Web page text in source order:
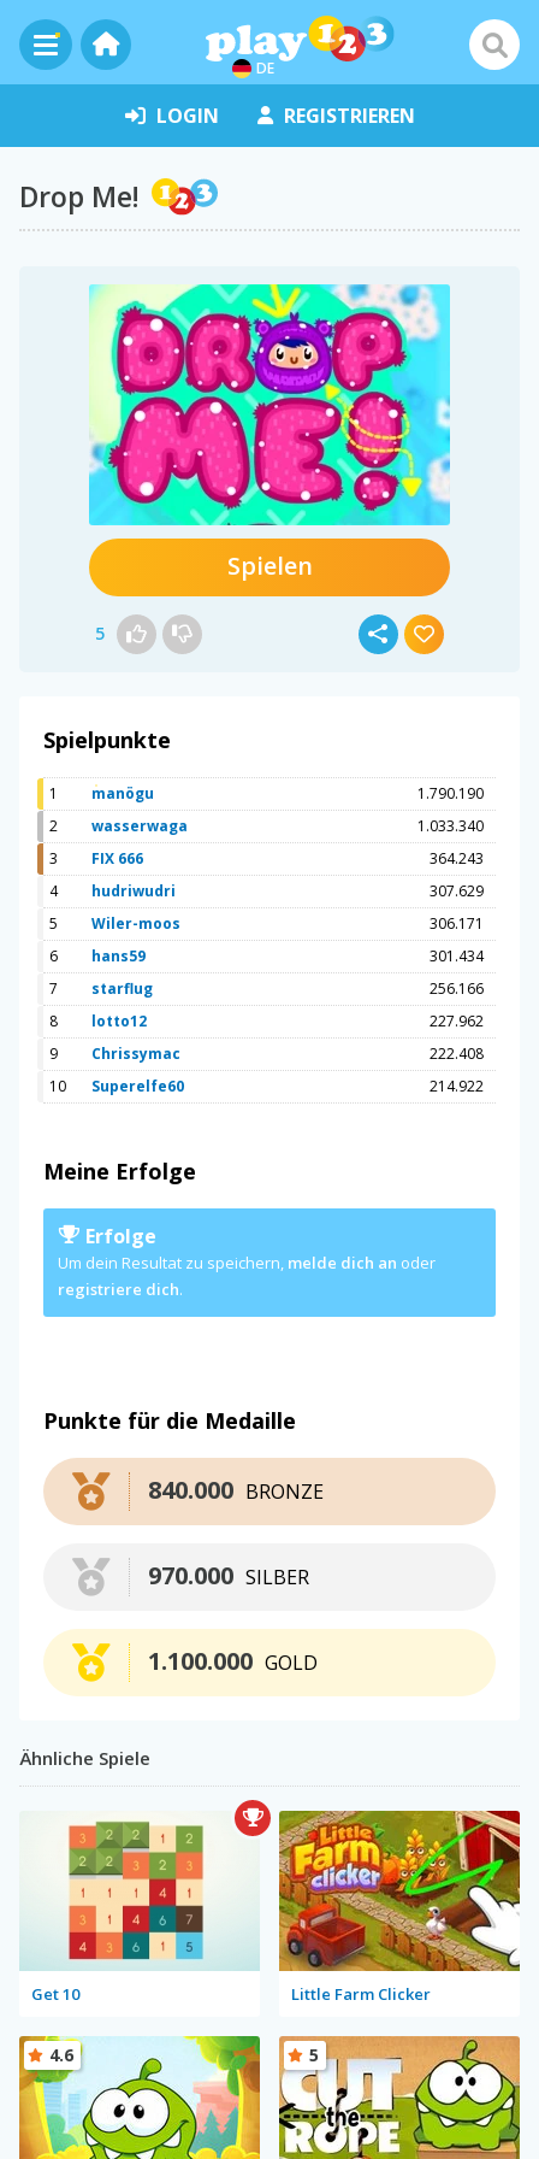
DE
LOGIN REGISTRIEREN
Drop Me!
Spielen
5
Spielpunkte
1 manögu
1.790.190
2
wasserwaga
1.033.340
3
FIX 666
364.243
4
hudriwudri
307.629
5
Wiler-moos
306.171
6
hans59
301.434
7
starflug
256.166
8
lotto12
227.962
9
Chrissymac
222.408
10
Superelfe60 214.922
Meine Erfolge
Erfolge
Um dein Resultat zu speichern, melde dich an oder
registriere dich.
Punkte für die Medaille
BRONZE
840.000
SILBER
970.000
GOLD
1.100.000
Ähnliche Spiele
Get 10 Little Farm Clicker
4.6 5